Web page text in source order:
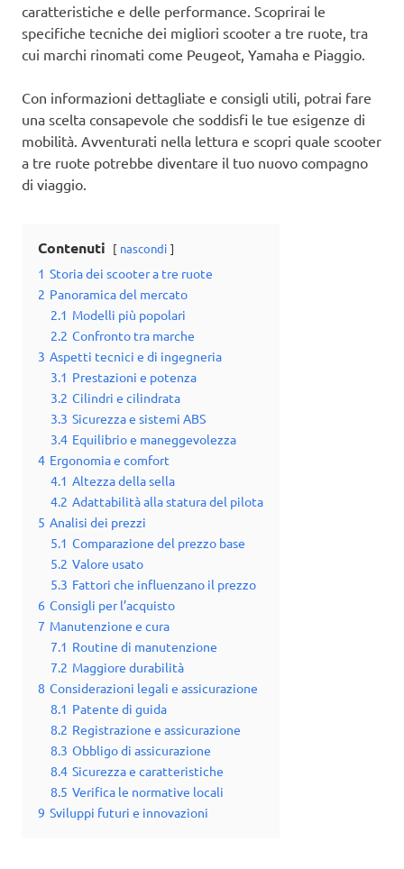
caratteristiche e delle performance. Scoprirai le
specifiche tecniche dei migliori scooter a tre ruote, tra
cui marchi rinomati come Peugeot, Yamaha e Piaggio.
Con informazioni dettagliate e consigli utili, potrai fare
una scelta consapevole che soddisfi le tue esigenze di
mobilità. Avventurati nella lettura e scopri quale scooter
a tre ruote potrebbe diventare il tuo nuovo compagno
di viaggio.
Contenuti nascondi
1 Storia dei scooter a tre ruote
2 Panoramica del mercato
2.1 Modelli più popolari
2.2 Confronto tra marche
3 Aspetti tecnici e di ingegneria
3.1 Prestazioni e potenza
3.2 Cilindri e cilindrata
3.3 Sicurezza e sistemi ABS
3.4 Equilibrio e maneggevolezza
4 Ergonomia e comfort
4.1 Altezza della sella
4.2 Adattabilità alla statura del pilota
5 Analisi dei prezzi
5.1 Comparazione del prezzo base
5.2 Valore usato
5.3 Fattori che influenzano il prezzo
6 Consigli per l’acquisto
7 Manutenzione e cura
7.1 Routine di manutenzione
7.2 Maggiore durabilità
8 Considerazioni legali e assicurazione
8.1 Patente di guida
8.2 Registrazione e assicurazione
8.3 Obbligo di assicurazione
8.4 Sicurezza e caratteristiche
8.5 Verifica le normative locali
9 Sviluppi futuri e innovazioni